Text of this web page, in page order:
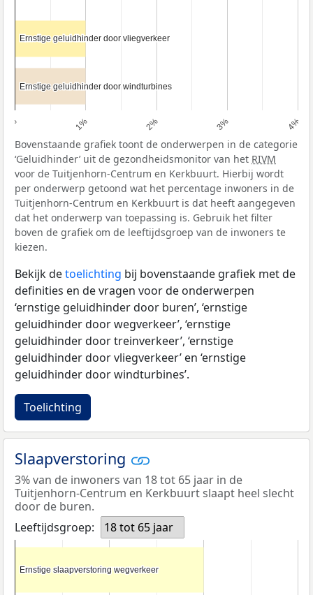
0% 1% 2% 3% 4%
Ernstige geluidhinder door vliegverkeer
Ernstige geluidhinder door vliegverkeer
Ernstige geluidhinder door windturbines
Ernstige geluidhinder door windturbines
Bovenstaande grafiek toont de onderwerpen in de categorie
‘Geluidhinder’ uit de gezondheidsmonitor van het RIVM
voor de Tuitjenhorn-Centrum en Kerkbuurt. Hierbij wordt
per onderwerp getoond wat het percentage inwoners in de
Tuitjenhorn-Centrum en Kerkbuurt is dat heeft aangegeven
dat het onderwerp van toepassing is. Gebruik het filter
boven de grafiek om de leeftijdsgroep van de inwoners te
kiezen.
Bekijk detoelichting bij bovenstaande grafiek met de
definities en de vragen voor de onderwerpen
‘ernstige geluidhinder door buren’, ‘ernstige
geluidhinder door wegverkeer’, ‘ernstige
geluidhinder door treinverkeer’, ‘ernstige
geluidhinder door vliegverkeer’ en ‘ernstige
geluidhinder door windturbines’.
Toelichting
Slaapverstoring
3% van de inwoners van 18 tot 65 jaar in de
Tuitjenhorn-Centrum en Kerkbuurt slaapt heel slecht
door de buren.
Leeftijdsgroep:
18 tot 65 jaar
Ernstige slaapverstoring wegverkeer
Ernstige slaapverstoring wegverkeer